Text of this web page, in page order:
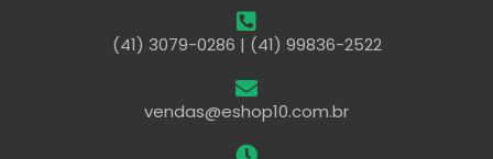
(41) 3079-0286 | (41) 99836-2522
vendas@eshop10.com.br